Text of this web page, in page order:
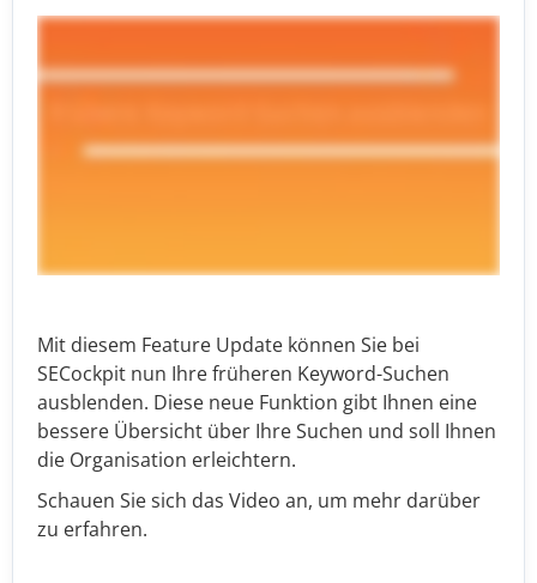
Mit diesem Feature Update können Sie bei
SECockpit nun Ihre früheren Keyword-Suchen
ausblenden. Diese neue Funktion gibt Ihnen eine
bessere Übersicht über Ihre Suchen und soll Ihnen
die Organisation erleichtern.
Schauen Sie sich das Video an, um mehr darüber
zu erfahren.